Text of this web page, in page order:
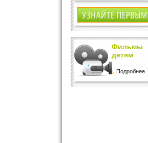
Фильмы
детям
Подробнее